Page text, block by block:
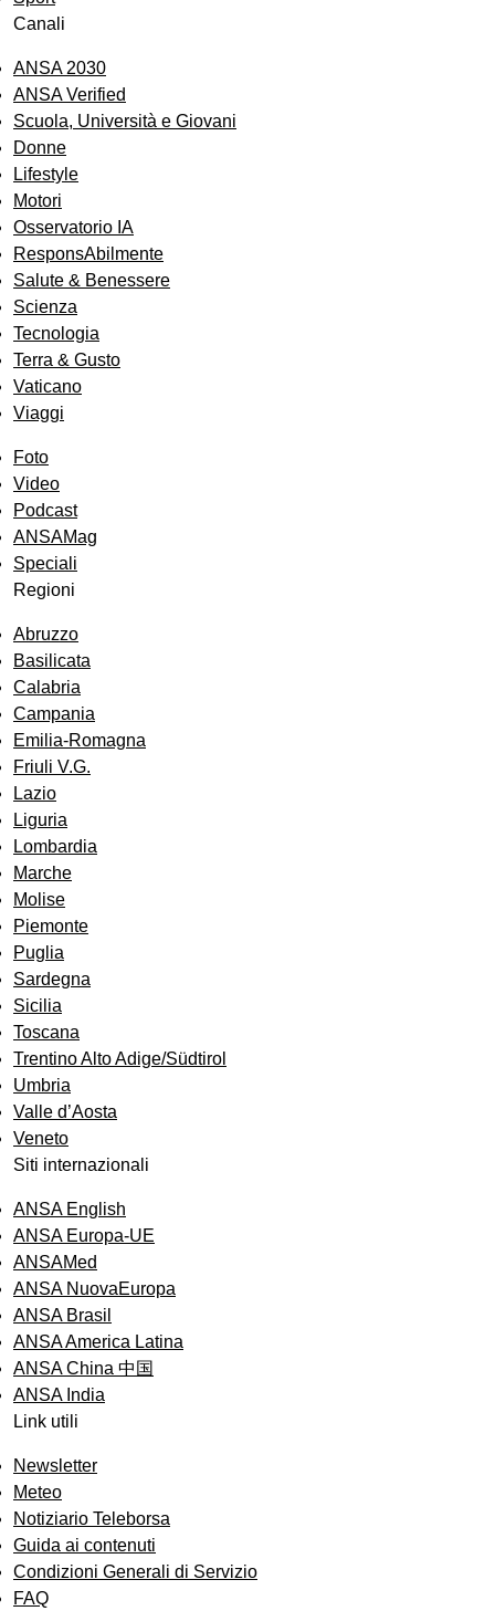
Canali
ANSA 2030
ANSA Verified
Scuola, Università e Giovani
Donne
Lifestyle
Motori
Osservatorio IA
ResponsAbilmente
Salute & Benessere
Scienza
Tecnologia
Terra & Gusto
Vaticano
Viaggi
Foto
Video
Podcast
ANSAMag
Speciali
Regioni
Abruzzo
Basilicata
Calabria
Campania
Emilia-Romagna
Friuli V.G.
Lazio
Liguria
Lombardia
Marche
Molise
Piemonte
Puglia
Sardegna
Sicilia
Toscana
Trentino Alto Adige/Südtirol
Umbria
Valle d’Aosta
Veneto
Siti internazionali
ANSA English
ANSA Europa-UE
ANSAMed
ANSA NuovaEuropa
ANSA Brasil
ANSA America Latina
ANSA China 中国
ANSA India
Link utili
Newsletter
Meteo
Notiziario Teleborsa
Guida ai contenuti
Condizioni Generali di Servizio
FAQ